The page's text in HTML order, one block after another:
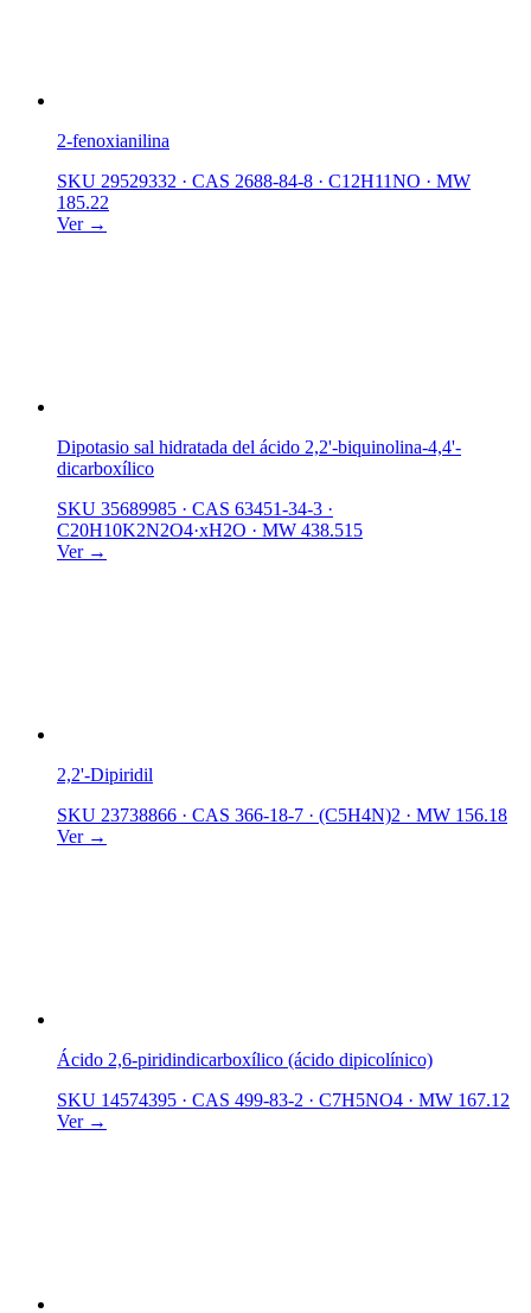
2-fenoxianilina
SKU 29529332 · CAS 2688-84-8 · C12H11NO · MW
185.22
Ver →
Dipotasio sal hidratada del ácido 2,2'-biquinolina-4,4'-
dicarboxílico
SKU 35689985 · CAS 63451-34-3 ·
C20H10K2N2O4·xH2O · MW 438.515
Ver →
2,2'-Dipiridil
SKU 23738866 · CAS 366-18-7 · (C5H4N)2 · MW 156.18
Ver →
Ácido 2,6-piridindicarboxílico (ácido dipicolínico)
SKU 14574395 · CAS 499-83-2 · C7H5NO4 · MW 167.12
Ver →